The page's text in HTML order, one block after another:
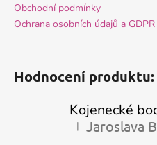
Obchodní podmínky
Ochrana osobních údajů a GDPR
Hodnocení produktu:
Kojenecké
Hodnocení
| Jaroslava